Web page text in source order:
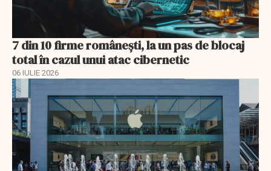
7 din 10 firme românești, la un pas de blocaj
total în cazul unui atac cibernetic
06 IULIE 2026